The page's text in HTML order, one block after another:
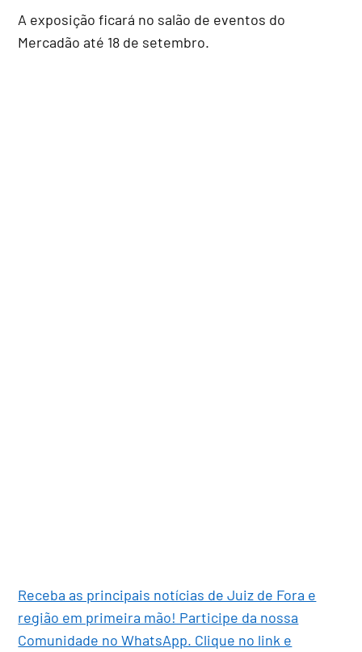
A exposição ficará no salão de eventos do
Mercadão até 18 de setembro.
Receba as principais notícias de Juiz de Fora e
região em primeira mão! Participe da nossa
Comunidade no WhatsApp. Clique no link e